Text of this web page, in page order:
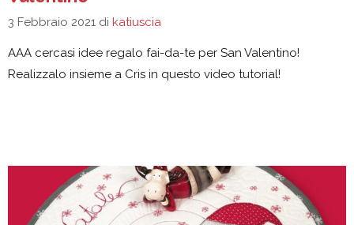
3 Febbraio 2021 di katiuscia
AAA cercasi idee regalo fai-da-te per San Valentino!
Realizzalo insieme a Cris in questo video tutorial!